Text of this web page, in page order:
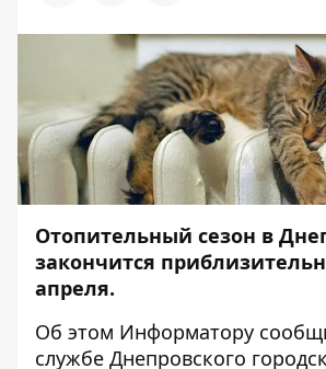
Отопительный сезон в
закончится
апреля.
Об этом Информатору
службе Днепровского